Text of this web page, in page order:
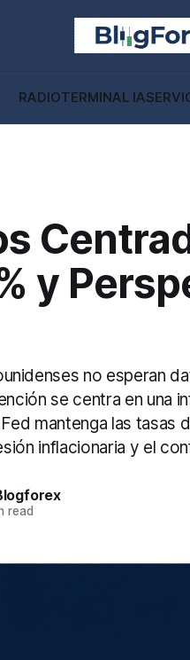
RADIOTERMINAL IA
y
no esperan
se centra en una
mantenga las tasas
inflacionaria y el
read